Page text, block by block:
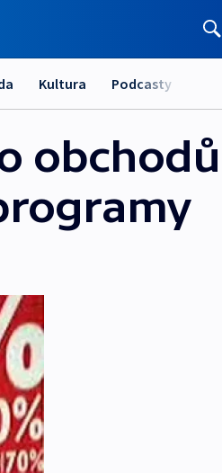
Kultura Podcasty